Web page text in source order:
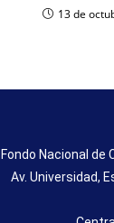
13 de
Fondo Nacional de
Av. Universidad,